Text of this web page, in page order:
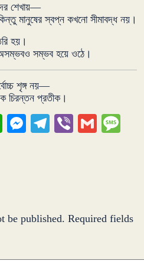
শেখায়—
মানুষের স্বপ্ন কখনো সীমাবদ্ধ নয়।
হয়।
অসম্ভবও সম্ভব হয়ে ওঠে।
শৃঙ্গ নয়—
চিরন্তন প্রতীক।
WhatsApp
Messenger
Telegram
ViberGmail
be published. Required fields